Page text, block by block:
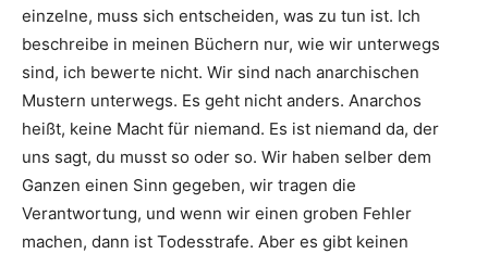
einzelne, muss sich entscheiden, was zu tun ist. Ich
beschreibe in meinen Büchern nur, wie wir unterwegs
sind, ich bewerte nicht. Wir sind nach anarchischen
Mustern unterwegs. Es geht nicht anders. Anarchos
heißt, keine Macht für niemand. Es ist niemand da, der
uns sagt, du musst so oder so. Wir haben selber dem
Ganzen einen Sinn gegeben, wir tragen die
Verantwortung, und wenn wir einen groben Fehler
machen, dann ist Todesstrafe. Aber es gibt keinen